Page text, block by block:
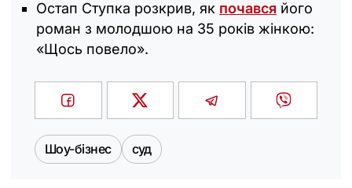
Остап Ступка розкрив, як почався його
роман з молодшою на 35 років жінкою:
«Щось повело‎».
Шоу-бізнес суд